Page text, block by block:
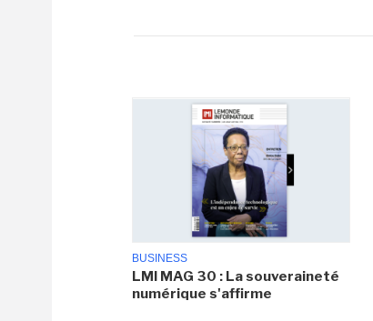
BUSINESS
LMI MAG 30 : La souveraineté
numérique s'affirme